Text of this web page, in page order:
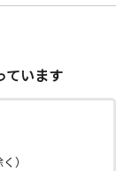
ています
）